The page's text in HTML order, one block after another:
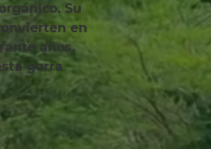
Su
en
años.
gorra